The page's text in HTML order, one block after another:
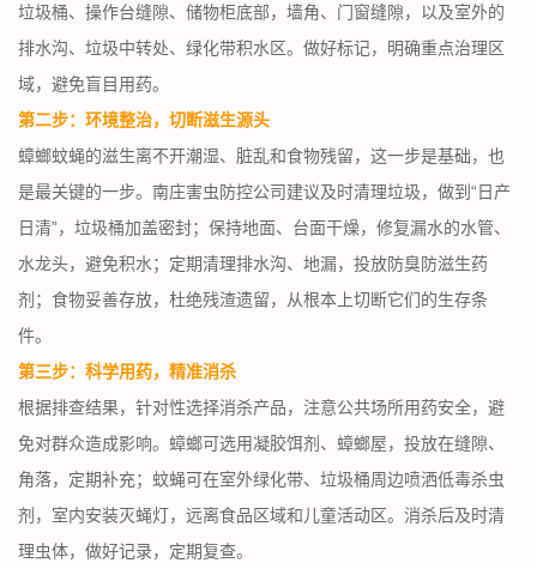
垃圾桶、操作台缝隙、储物柜底部，墙角、门窗缝隙，以及室外的
排水沟、垃圾中转处、绿化带积水区。做好标记，明确重点治理区
域，避免盲目用药。
第二步：环境整治，切断滋生源头
蟑螂蚊蝇的滋生离不开潮湿、脏乱和食物残留，这一步是基础，也
是最关键的一步。南庄害虫防控公司建议及时清理垃圾，做到“日产
日清”，垃圾桶加盖密封；保持地面、台面干燥，修复漏水的水管、
水龙头，避免积水；定期清理排水沟、地漏，投放防臭防滋生药
剂；食物妥善存放，杜绝残渣遗留，从根本上切断它们的生存条
件。
第三步：科学用药，精准消杀
根据排查结果，针对性选择消杀产品，注意公共场所用药安全，避
免对群众造成影响。蟑螂可选用凝胶饵剂、蟑螂屋，投放在缝隙、
角落，定期补充；蚊蝇可在室外绿化带、垃圾桶周边喷洒低毒杀虫
剂 ，室内安装灭蝇灯，远离食品区域和儿童活动区。消杀后及时清
理虫体，做好记录，定期复查。